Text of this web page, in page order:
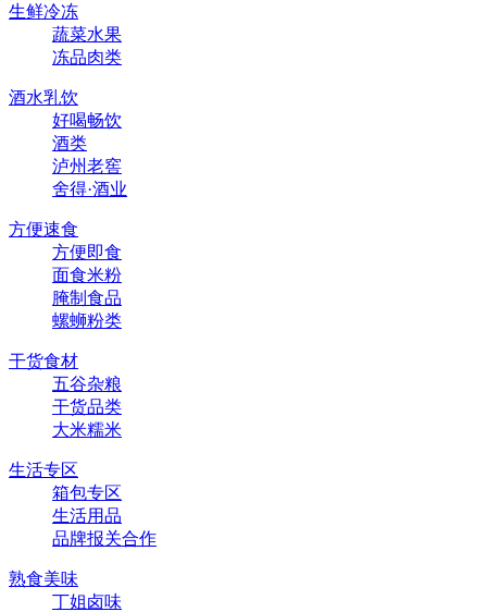
生鲜冷冻
蔬菜水果
冻品肉类
酒水乳饮
好喝畅饮
酒类
泸州老窖
舍得·酒业
方便速食
方便即食
面食米粉
腌制食品
螺蛳粉类
干货食材
五谷杂粮
干货品类
大米糯米
生活专区
箱包专区
生活用品
品牌报关合作
熟食美味
丁姐卤味